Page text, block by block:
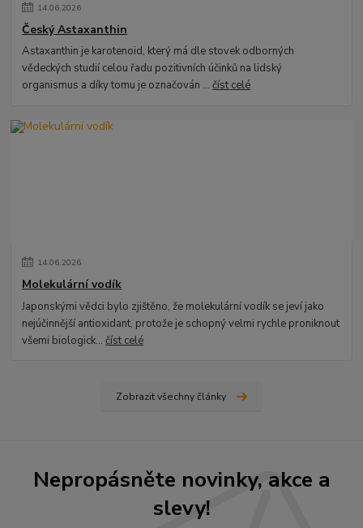
14.06.2026
Český Astaxanthin
Astaxanthin je karotenoid, který má dle stovek odborných
vědeckých studií celou řadu pozitivních účinků na lidský
organismus a díky tomu je označován ...číst celé
14.06.2026
Molekulární vodík
Japonskými vědci bylo zjištěno, že molekulární vodík se jeví jako
nejúčinnější antioxidant, protože je schopný velmi rychle proniknout
všemi biologick...číst celé
Zobrazit všechny články
Nepropásněte novinky, akce a
slevy!